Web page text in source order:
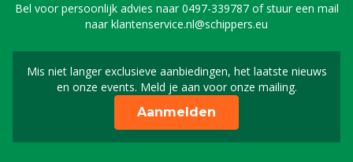
Bel voor persoonlijk advies naar0497-339787of stuur een mail
naarklantenservice.nl@schippers.eu
Mis niet langer exclusieve aanbiedingen, het laatste nieuws
en onze events. Meld je aan voor onze mailing.
Schrijf je in voor onze
Aanmelden